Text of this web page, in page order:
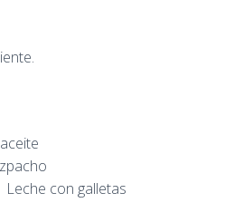
Leche con galletas